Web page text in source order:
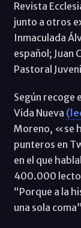
Revista
junto a otros
Inmaculada
español; Juan
Pastoral
Según recoge
Vida Nueva
Moreno, «se
punteros en
en el que
400.000
“Porque a la
una sola